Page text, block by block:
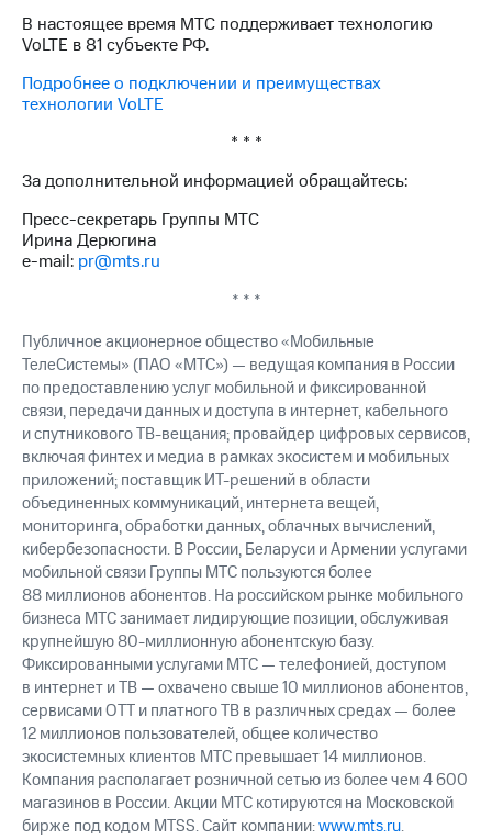
Регистратор
Реквизиты
развитие
В настоящее время МТС поддерживает технологию
VoLTE в 81 субъекте РФ.
Подробнее о подключении и преимуществах
технологии VoLTE
* * *
За дополнительной информацией обращайтесь:
Пресс-секретарь Группы МТС
Ирина Дерюгина
e-mail: pr@mts.ru
* * *
Публичное акционерное общество «Мобильные
ТелеСистемы» (ПАО «МТС») — ведущая компания в России
по предоставлению услуг мобильной и фиксированной
связи, передачи данных и доступа в интернет, кабельного
и спутникового ТВ-вещания; провайдер цифровых сервисов,
включая финтех и медиа в рамках экосистем и мобильных
приложений; поставщик ИТ-решений в области
объединенных коммуникаций, интернета вещей,
мониторинга, обработки данных, облачных вычислений,
кибербезопасности. В России, Беларуси и Армении услугами
мобильной связи Группы МТС пользуются более
88 миллионов абонентов. На российском рынке мобильного
бизнеса МТС занимает лидирующие позиции, обслуживая
крупнейшую 80-миллионную абонентскую базу.
Фиксированными услугами МТС — телефонией, доступом
в интернет и ТВ — охвачено свыше 10 миллионов абонентов,
сервисами OTT и платного ТВ в различных средах — более
12 миллионов пользователей, общее количество
экосистемных клиентов МТС превышает 14 миллионов.
Компания располагает розничной сетью из более чем 4 600
магазинов в России. Акции МТС котируются на Московской
бирже под кодом MTSS. Сайт компании:www.mts.ru.